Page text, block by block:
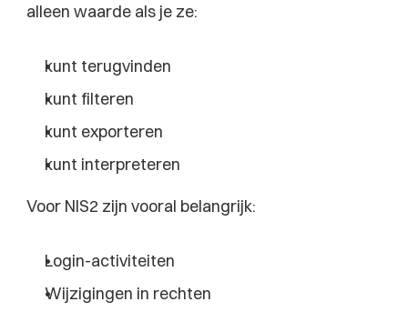
alleen waarde als je ze:
kunt terugvinden
kunt filteren
kunt exporteren
kunt interpreteren
Voor NIS2 zijn vooral belangrijk:
Login-activiteiten
Wijzigingen in rechten